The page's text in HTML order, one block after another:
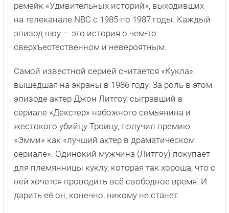
ремейк «Удивительных историй», выходивших
на телеканале NBC с 1985 по 1987 годы. Каждый
эпизод шоу — это история о чем-то
сверхъестественном и невероятным.
Самой известной серией считается «Кукла»,
вышедшая на экраны в 1986 году. За роль в этом
эпизоде актер Джон Литгоу, сыгравший в
сериале «Декстер» набожного семьянина и
жестокого убийцу Троицу, получил премию
«Эмми» как «лучший актер в драматическом
сериале». Одинокий мужчина (Литгоу) покупает
для племянницы куклу, которая так хороша, что с
ней хочется проводить всё свободное время. И
дарить её он, конечно, никому не станет.